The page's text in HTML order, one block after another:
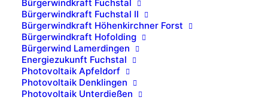
Bürgerwindkraft Fuchstal
Bürgerwindkraft Fuchstal II
Bürgerwindkraft Höhenkirchner Forst
Bürgerwindkraft Hofolding
Bürgerwind Lamerdingen
Energiezukunft Fuchstal
Photovoltaik Apfeldorf
Photovoltaik Denklingen
Photovoltaik Unterdießen